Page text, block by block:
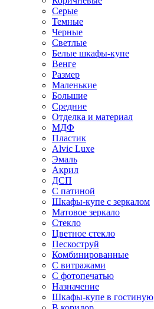
Серые
Темные
Черные
Светлые
Белые шкафы-купе
Венге
Размер
Маленькие
Большие
Средние
Отделка и материал
МДФ
Пластик
Alvic Luxe
Эмаль
Акрил
ДСП
С патиной
Шкафы-купе с зеркалом
Матовое зеркало
Стекло
Цветное стекло
Пескоструй
Комбинированные
С витражами
С фотопечатью
Назначение
Шкафы-купе в гостиную